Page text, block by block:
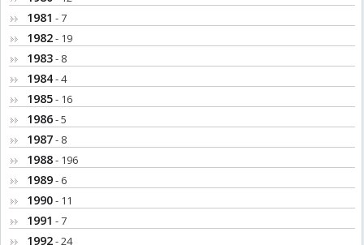
1981 - 7
1982- 19
1983- 8
1984- 4
1985- 16
1986- 5
1987- 8
1988- 196
1989- 6
1990- 11
1991 - 7
1992- 24